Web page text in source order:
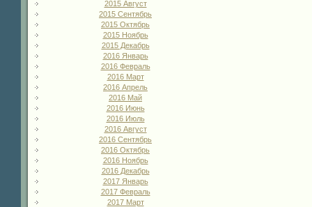
2015 Август
2015 Сентябрь
2015 Октябрь
2015 Ноябрь
2015 Декабрь
2016 Январь
2016 Февраль
2016 Март
2016 Апрель
2016 Май
2016 Июнь
2016 Июль
2016 Август
2016 Сентябрь
2016 Октябрь
2016 Ноябрь
2016 Декабрь
2017 Январь
2017 Февраль
2017 Март